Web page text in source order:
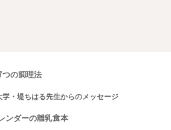
つの調理法
学・堤ちはる先生からのメッセージ
ンダーの離乳食本